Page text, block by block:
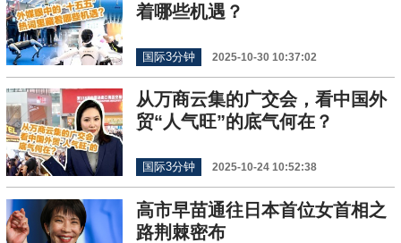
着哪些机遇？
国际3分钟 2025-10-30 10:37:02
从万商云集的广交会，看中国外
贸“人气旺”的底气何在？
国际3分钟 2025-10-24 10:52:38
高市早苗通往日本首位女首相之
路荆棘密布